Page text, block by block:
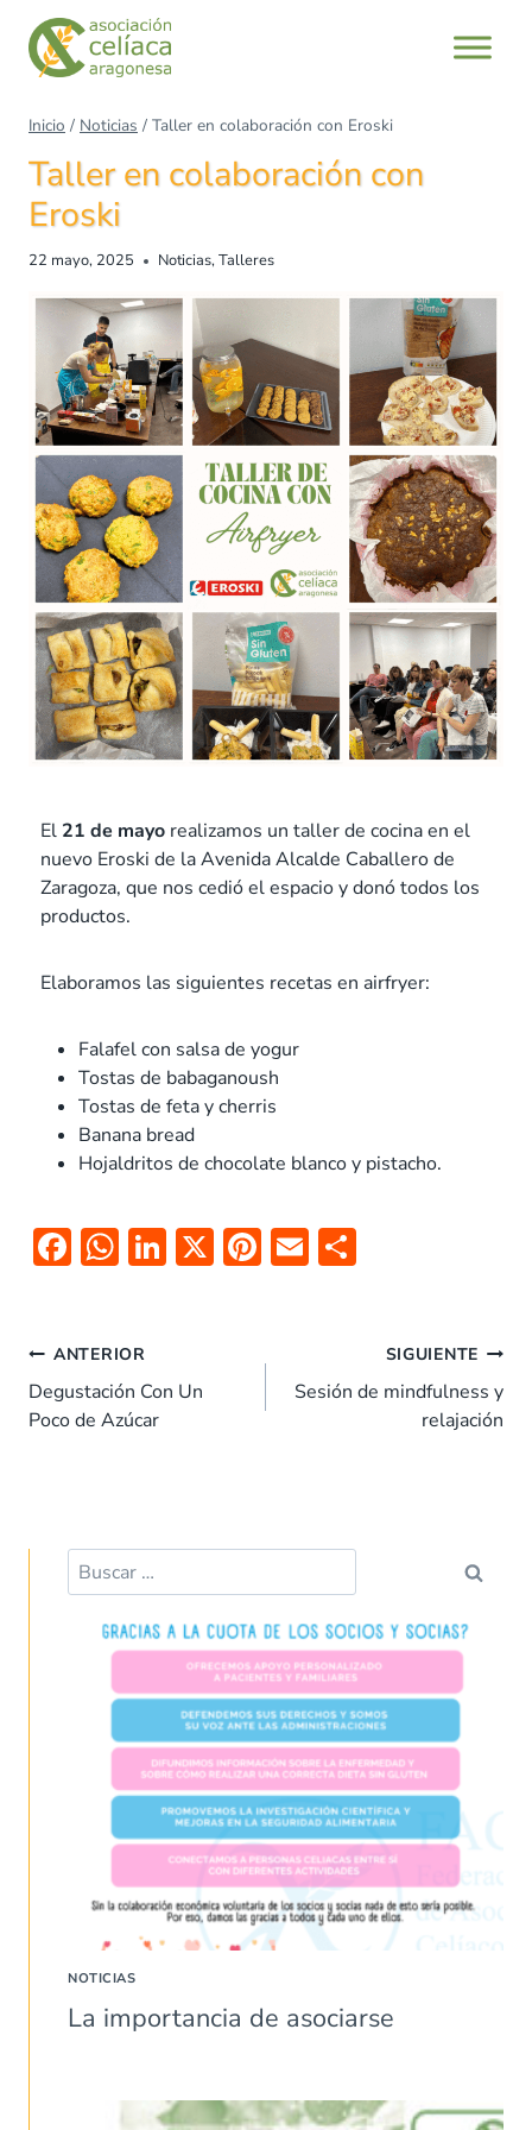
Inicio / Noticias / Taller en colaboración con Eroski
Taller en colaboración con
Eroski
22 mayo, 2025 Noticias, Talleres
El 21 de mayo realizamos un taller de cocina en el
nuevo Eroski de la Avenida Alcalde Caballero de
Zaragoza, que nos cedió el espacio y donó todos los
productos.
Elaboramos las siguientes recetas en airfryer:
Falafel con salsa de yogur
Tostas de babaganoush
Tostas de feta y cherris
Banana bread
Hojaldritos de chocolate blanco y pistacho.
F
b
o
o
W
s
A
p
Li
dI
X Pi
es
t
E
ar
ANTERIOR
Degustación Con Un
Poco de Azúcar
SIGUIENTE
Sesión de mindfulness y
relajación
NOTICIAS
La importancia de asociarse